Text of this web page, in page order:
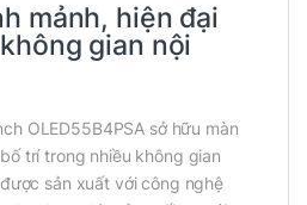
mảnh, hiện đại
gian nội
OLED55B4PSA sở hữu màn
trí trong nhiều không gian
sản xuất với công nghệ